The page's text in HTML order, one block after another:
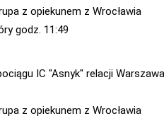
z opiekunem z Wrocławia
godz. 11:49
IC "Asnyk" relacji
z opiekunem z Wrocławia